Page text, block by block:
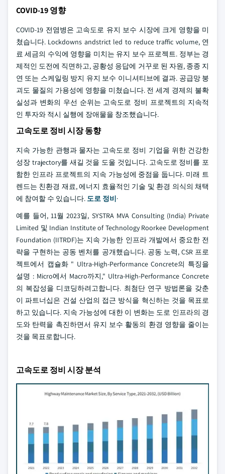
COVID-19 영향
COVID-19 전염병은 고속도로 유지 보수 시장에 크게 영향을 미
쳤습니다. Lockdowns andstrict led to reduce traffic volume, 연
료 세금의 수익에 영향을 미치는 유지 보수 프로젝트. 정부는 경
제적인 도전에 직면하고, 공황성 응답에 거꾸로 된 자원, 종종 지
연 또는 스케일링 방지 유지 보수 이니셔티브에 결과. 공급망 붕
괴도 물질의 가용성에 영향을 미쳤습니다. 전 세계 경제의 불확
실성과 변화의 우선 순위는 고속도로 정비 프로젝트의 지속적
인 투자와 적시 실행에 장애물을 창조했습니다.
고속도로 정비 시장 동향
지속 가능한 관행과 물자는 고속도로 정비 기업을 위한 건강한
성장 trajectory를 새길 것을 도울 것입니다. 고속도로 정비를 포
함한 인프라 프로젝트의 지속 가능성에 중점을 둡니다. 미래 트
렌드는 친환경 재료, 에너지 효율적인 기술 및 환경 의식의 채택
에 참여할 수 있습니다. 도로 정비·
예를 들어, 11월 2023일, SYSTRA MVA Consulting (India) Private
Limited 및 Indian Institute of Technology Roorkee Development
Foundation (IITRDF)는 지속 가능한 인프라 개발에서 중요한 전
략을 구현하는 공동 벤처를 공개했습니다. 공동 노력, CSR 프로
젝트에서 캡슐화 " Ultra-High-Performance Concrete의 특징을
설명 : Micro에서 Macro까지," Ultra-High-Performance Concrete
의 복잡성을 디코딩하려고합니다. 최첨단 연구 방법론을 갖춘
이 파트너십은 건설 산업의 접근 방식을 혁신하는 것을 목표로
하고 있습니다. 지속 가능성에 대한 이 변화는 도로 인프라의 경
도와 탄력을 촉진하면서 유지 보수 활동의 환경 영향을 줄이는
것을 목표로합니다.
고속도로 정비 시장 분석